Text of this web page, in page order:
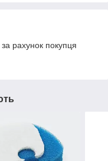
рахунок покупця